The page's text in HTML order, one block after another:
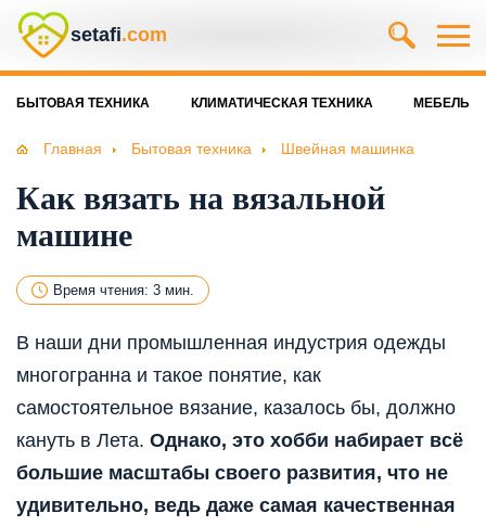
setafi.com
БЫТОВАЯ ТЕХНИКА КЛИМАТИЧЕСКАЯ ТЕХНИКА МЕБЕЛЬ
Главная Бытовая техника Швейная машинка
Как вязать на вязальной
машине
Время чтения: 3 мин.
В наши дни промышленная индустрия одежды
многогранна и такое понятие, как
самостоятельное вязание, казалось бы, должно
кануть в Лета. Однако, это хобби набирает всё
большие масштабы своего развития, что не
удивительно, ведь даже самая качественная